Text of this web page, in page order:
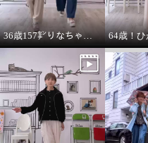
36歳157㌢りなちゃんは60㌢丈、64歳163㌢のひがしは65㌢丈を履く